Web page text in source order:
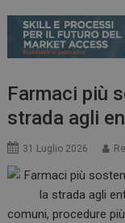
Farmaci più
strada agli
31 Luglio 2026
comuni, procedure